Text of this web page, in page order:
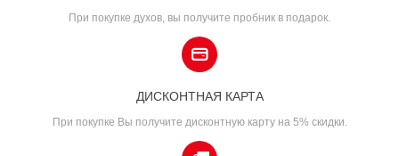
При покупке духов, вы получите пробник в подарок.
ДИСКОНТНАЯ КАРТА
При покупке Вы получите дисконтную карту на 5% скидки.